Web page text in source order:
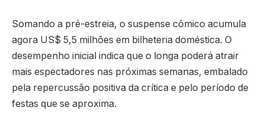
Somando a pré-estreia, o suspense cômico acumula
agora US$ 5,5 milhões em bilheteria doméstica. O
desempenho inicial indica que o longa poderá atrair
mais espectadores nas próximas semanas, embalado
pela repercussão positiva da crítica e pelo período de
festas que se aproxima.